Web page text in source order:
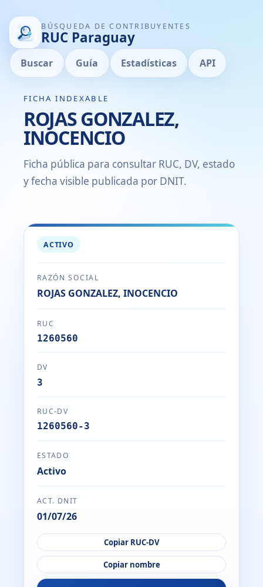
BÚSQUEDA DE CONTRIBUYENTES
RUC Paraguay
Buscar Guía Estadísticas API
FICHA INDEXABLE
ROJAS GONZALEZ,
INOCENCIO
Ficha pública para consultar RUC, DV, estado
y fecha visible publicada por DNIT.
ACTIVO
RAZÓN SOCIAL
ROJAS GONZALEZ, INOCENCIO
RUC
1260560
DV
3
RUC-DV
1260560-3
ESTADO
Activo
ACT. DNIT
01/07/26
Copiar RUC-DV
Copiar nombre